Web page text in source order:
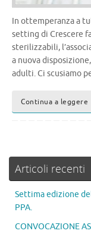
In ottemperanza a
setting di Crescere
sterilizzabili,
a nuova
adulti. Ci scusiamo
Continua a leggere
Articoli recenti
Settima edizione
PPA.
CONVOCAZIONE